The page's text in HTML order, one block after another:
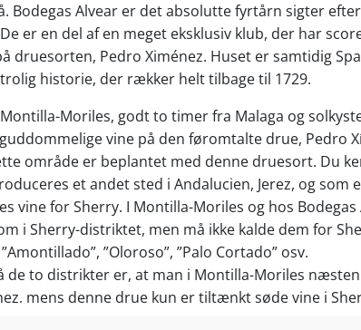
Bodegas Alvear er det absolutte fyrtårn sigter
er en del af en meget eksklusiv klub, der har
druesorten, Pedro Ximénez. Huset er samtidig
historie, der rækker helt tilbage til 1729.
Moriles, godt to timer fra Malaga og
vine på den føromtalte drue, Pedro
område er beplantet med denne druesort. Du
et andet sted i Andalucien, Jerez, og som
vine for Sherry. I Montilla-Moriles og hos Bodegas
i Sherry-distriktet, men må ikke kalde dem for
”Oloroso”, ”Palo Cortado” osv.
de to distrikter er, at man i Montilla-Moriles næsten
mens denne drue kun er tiltænkt søde vine i